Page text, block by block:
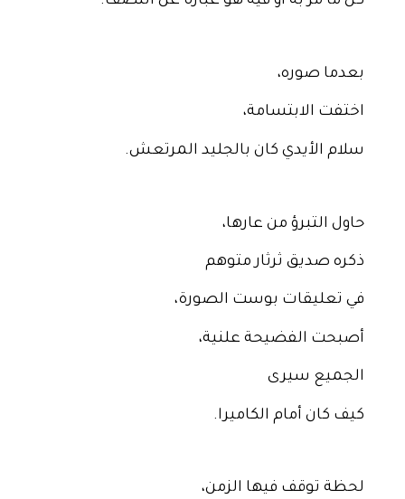
بعدما صوره،
اختفت الابتسامة،
سلام الأيدي كان بالجليد المرتعش.
حاول التبرؤ من عارها،
ذكره صديق ثرثار متوهم
في تعليقات بوست الصورة،
أصبحت الفضيحة علنية،
الجميع سيرى
كيف كان أمام الكاميرا.
لحظة توقف فيها الزمن،